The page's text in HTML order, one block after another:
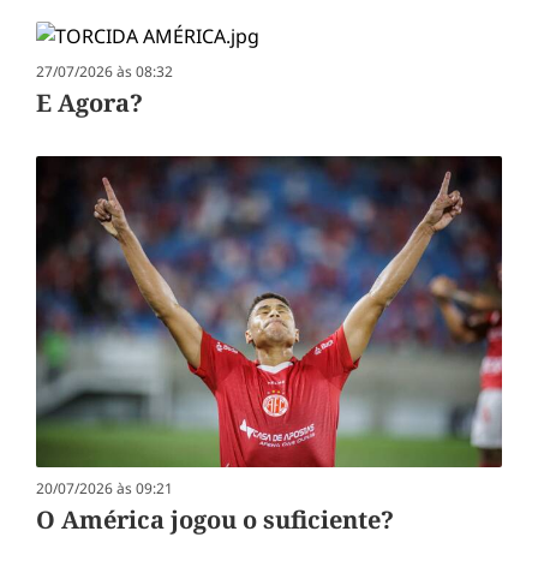
27/07/2026 às 08:32
E Agora?
20/07/2026 às 09:21
O América jogou o suficiente?